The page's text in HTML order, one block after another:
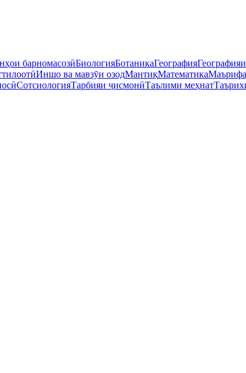
барномасозӣБиологияБотаникаГеография
Иншо ва мавзӯи озодМантиқМатематика
СотсиологияТарбияи ҷисмонӣТаълими меҳнат